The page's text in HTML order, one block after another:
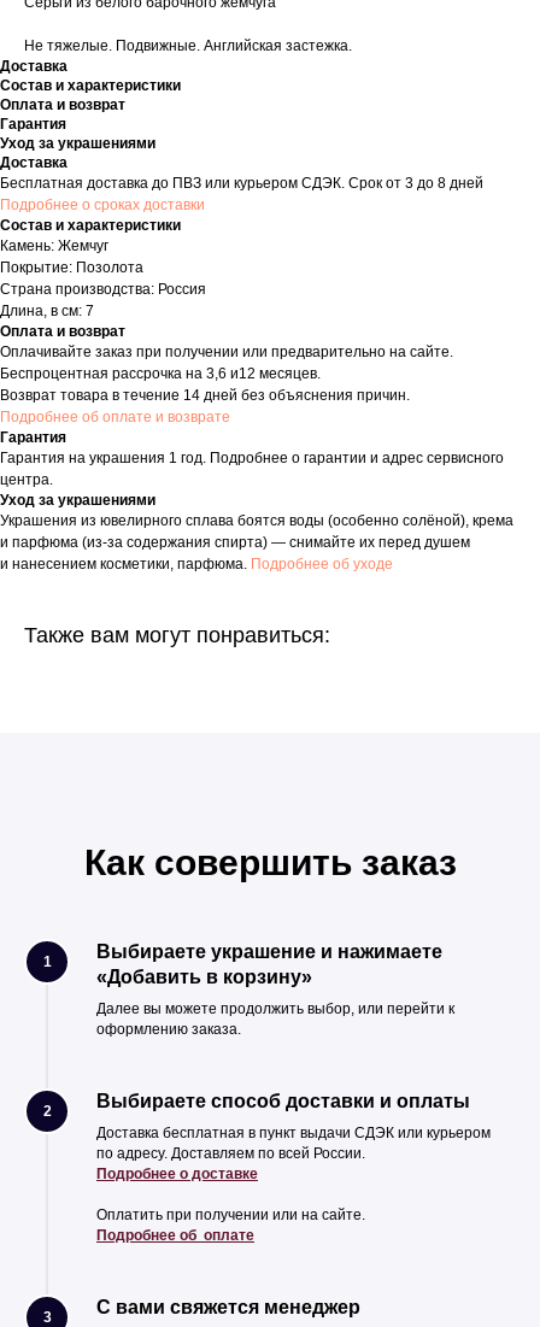
Не тяжелые. Подвижные. Английская застежка.
Доставка
Состав и характеристики
Оплата и возврат
Гарантия
Уход за украшениями
Доставка
Бесплатная доставка до ПВЗ или курьером СДЭК. Срок от 3 до 8 дней
Подробнее о сроках доставки
Состав и характеристики
Камень: Жемчуг
Покрытие: Позолота
Страна производства: Россия
Длина, в см: 7
Оплата и возврат
Оплачивайте заказ при получении или предварительно на сайте.
Беспроцентная рассрочка на 3,6 и12 месяцев.
Возврат товара в течение 14 дней без объяснения причин.
Подробнее об оплате и возврате
Гарантия
Гарантия на украшения 1 год. Подробнее о гарантии и адрес сервисного
центра.
Уход за украшениями
Украшения из ювелирного сплава боятся воды (особенно солёной), крема
и парфюма (из-за содержания спирта) — снимайте их перед душем
и нанесением косметики, парфюма. Подробнее об уходе
Также вам могут понравиться:
Как совершить заказ
1
Выбираете украшение и нажимаете
«Добавить в корзину»
Далее вы можете продолжить выбор, или перейти к
оформлению заказа.
2 Выбираете способ доставки и оплаты
Доставка бесплатная в пункт выдачи СДЭК или курьером
по адресу. Доставляем по всей России.
Подробнее о доставке
Оплатить при получении или на сайте.
Подробнее об оплате
3 С вами свяжется менеджер